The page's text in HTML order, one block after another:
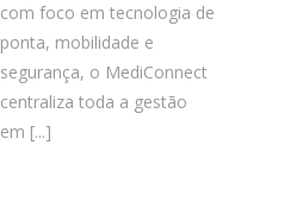
com foco em tecnologia de
ponta, mobilidade e
segurança, o MediConnect
centraliza toda a gestão
em [...]